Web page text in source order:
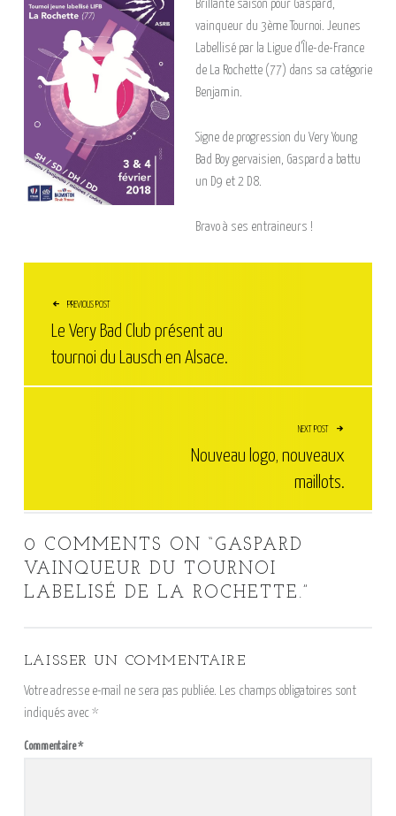
Brillante saison pour Gaspard,
vainqueur du 3ème Tournoi. Jeunes
Labellisé par la Ligue d’Île-de-France
de La Rochette (77) dans sa catégorie
Benjamin.
Signe de progression du Very Young
Bad Boy gervaisien, Gaspard a battu
un D9 et 2 D8.
Bravo à ses entraineurs !
NAVIGATION DE L’ARTICLE
PREVIOUS POST
Le Very Bad Club présent au
tournoi du Lausch en Alsace.
NEXT POST
Nouveau logo, nouveaux
maillots.
0 COMMENTS ON “ GASPARD
VAINQUEUR DU TOURNOI
LABELISÉ DE LA ROCHETTE.
LAISSER UN COMMENTAIRE
Votre adresse e-mail ne sera pas publiée.
Les champs obligatoires sont
indiqués avec *
Commentaire*